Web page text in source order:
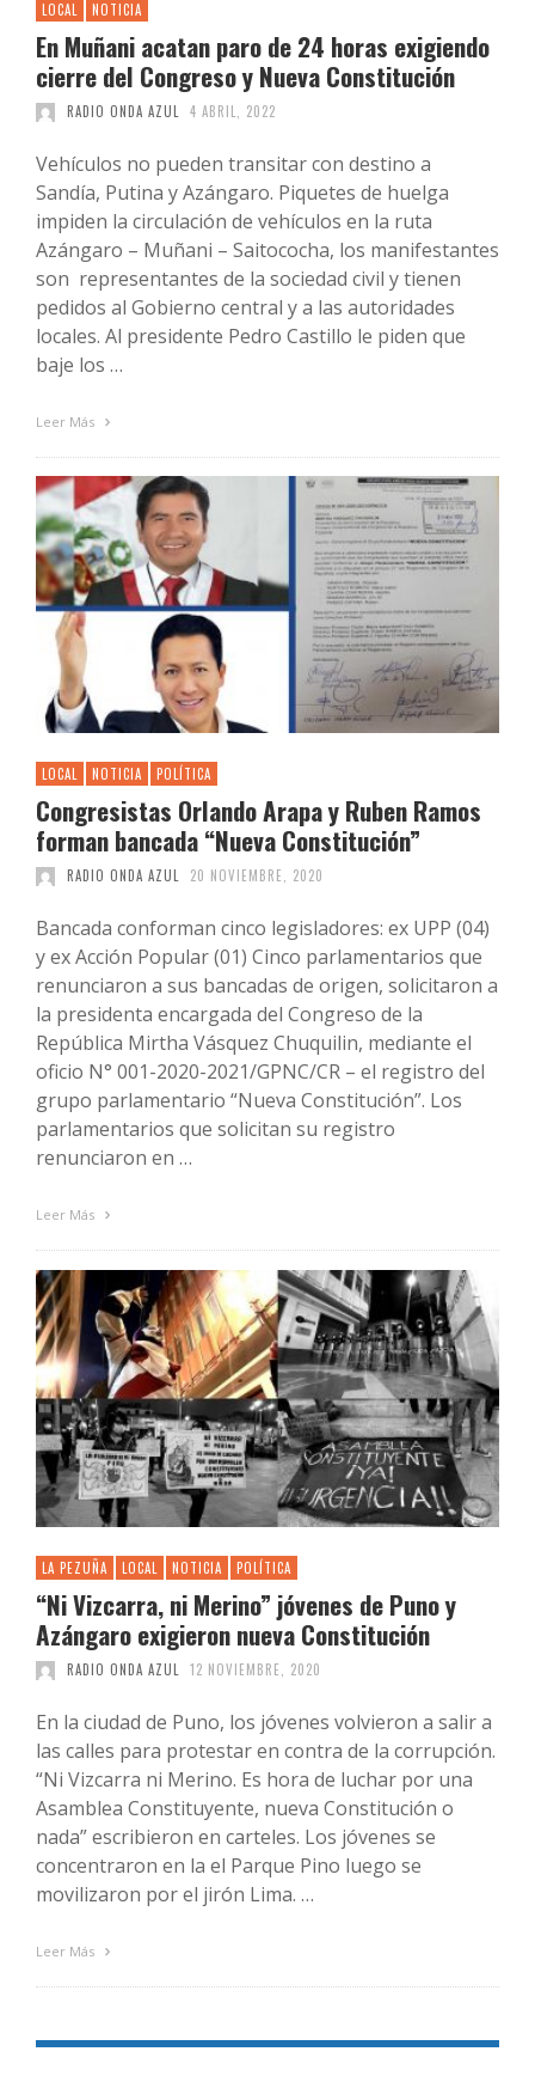
LOCAL NOTICIA
En Muñani acatan paro de 24 horas exigiendo
cierre del Congreso y Nueva Constitución
RADIO ONDA AZUL 4 ABRIL, 2022
Vehículos no pueden transitar con destino a
Sandía, Putina y Azángaro. Piquetes de huelga
impiden la circulación de vehículos en la ruta
Azángaro – Muñani – Saitococha, los manifestantes
son representantes de la sociedad civil y tienen
pedidos al Gobierno central y a las autoridades
locales. Al presidente Pedro Castillo le piden que
baje los …
Leer Más
LOCAL NOTICIA POLÍTICA
Congresistas Orlando Arapa y Ruben Ramos
forman bancada “Nueva Constitución”
RADIO ONDA AZUL 20 NOVIEMBRE, 2020
Bancada conforman cinco legisladores: ex UPP (04)
y ex Acción Popular (01) Cinco parlamentarios que
renunciaron a sus bancadas de origen, solicitaron a
la presidenta encargada del Congreso de la
República Mirtha Vásquez Chuquilin, mediante el
oficio N° 001-2020-2021/GPNC/CR – el registro del
grupo parlamentario “Nueva Constitución”. Los
parlamentarios que solicitan su registro
renunciaron en …
Leer Más
LA PEZUÑA LOCAL NOTICIA POLÍTICA
“Ni Vizcarra, ni Merino” jóvenes de Puno y
Azángaro exigieron nueva Constitución
RADIO ONDA AZUL 12 NOVIEMBRE, 2020
En la ciudad de Puno, los jóvenes volvieron a salir a
las calles para protestar en contra de la corrupción.
“Ni Vizcarra ni Merino. Es hora de luchar por una
Asamblea Constituyente, nueva Constitución o
nada” escribieron en carteles. Los jóvenes se
concentraron en la el Parque Pino luego se
movilizaron por el jirón Lima. …
Leer Más